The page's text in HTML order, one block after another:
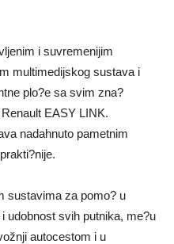
i suvremenijim
multimedijskog sustava i
plo?e sa svim zna?
EASY LINK.
nadahnuto pametnim
sustavima za pomo? u
udobnost svih putnika, me?u
autocestom i u